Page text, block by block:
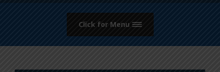
Click for Menu